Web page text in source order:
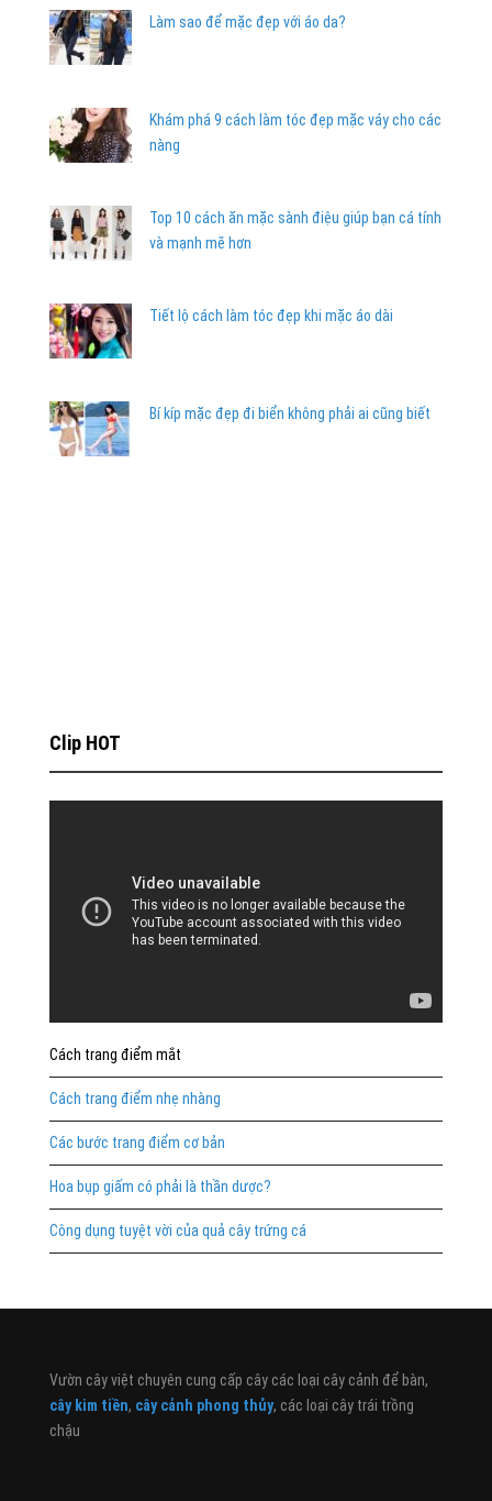
Làm sao để mặc đẹp với áo da?
Khám phá 9 cách làm tóc đẹp mặc váy cho các
nàng
Top 10 cách ăn mặc sành điệu giúp bạn cá tính
và mạnh mẽ hơn
Tiết lộ cách làm tóc đẹp khi mặc áo dài
Bí kíp mặc đẹp đi biển không phải ai cũng biết
Clip HOT
Cách trang điểm mắt
Cách trang điểm nhẹ nhàng
Các bước trang điểm cơ bản
Hoa bụp giấm có phải là thần dược?
Công dụng tuyệt vời của quả cây trứng cá
Vườn cây việt chuyên cung cấp cây các loại cây cảnh để bàn,
cây kim tiền, cây cảnh phong thủy, các loại cây trái trồng
chậu